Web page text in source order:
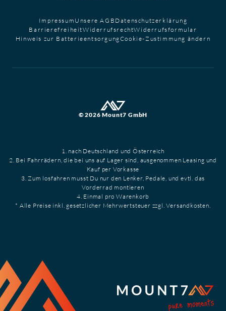
Impressum Unsere AGB Datenschutzerklärung
BarrierefreiheitWiderrufsrechtWiderrufsformular
Hinweis zur BatterieentsorgungCookie-Zustimmung ändern
© 2026 Mount7 GmbH
1. nach Deutschland und Österreich
2. Bei Fahrrädern, die bei uns auf Lager sind, ausgenommen Leasing und
Kauf per Vorkasse
3. Zum losfahren musst Du nur den Lenker, Pedale, und evtl. das
Vorderrad montieren
4. Einmal pro Warenkorb
* Alle Preise inkl. gesetzlicher Mehrwertsteuer zzgl. Versandkosten.